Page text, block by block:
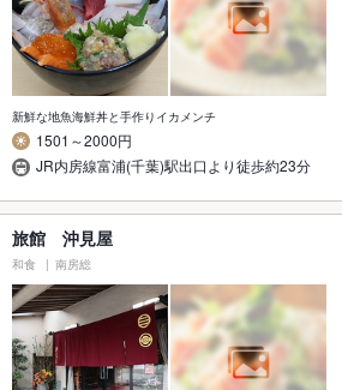
新鮮な地魚海鮮丼と手作りイカメンチ
1501～2000円
JR内房線富浦(千葉)駅出口より徒歩約23分
旅館 沖見屋
和食 南房総